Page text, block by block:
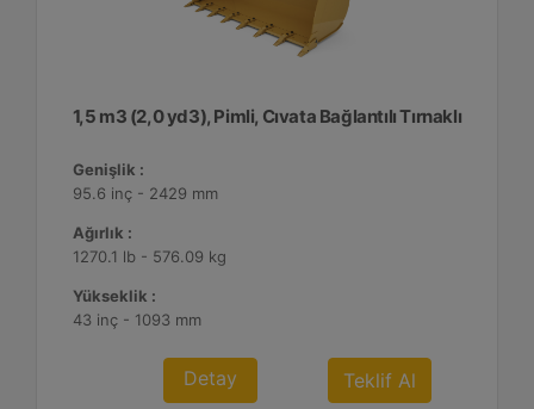
1,5 m3 (2,0 yd3), Pimli, Cıvata Bağlantılı Tırnaklı
Genişlik :
95.6 inç - 2429 mm
Ağırlık :
1270.1 lb - 576.09 kg
Yükseklik :
43 inç - 1093 mm
Detay Teklif Al